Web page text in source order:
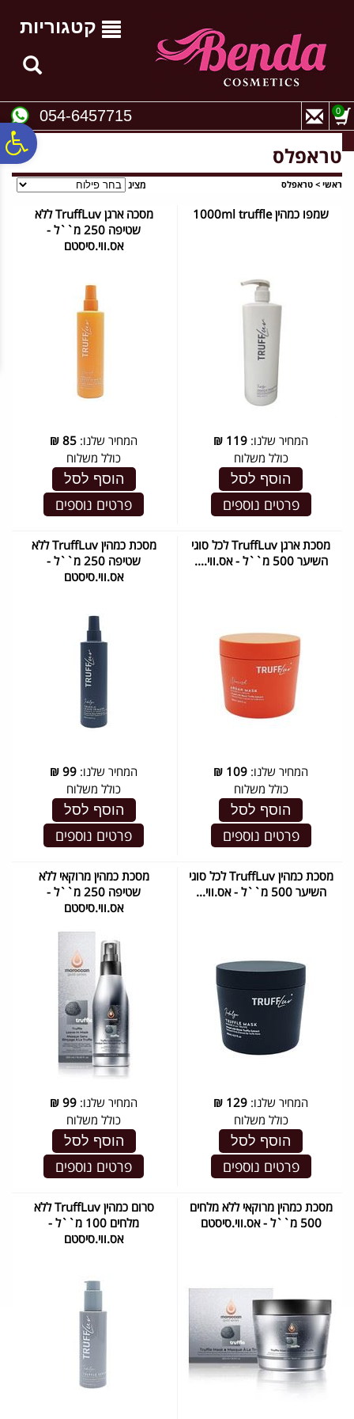
נגישות
קטגוריות
054-6457715 0
טראפלס
ראשי > טראפלס מציג
שמפו כמהין 1000ml truffle
המחיר שלנו: 119
₪
כולל משלוח
הוסף לסל
פרטים נוספים
מסכה ארגן TruffLuv ללא
שטיפה 250 מ``ל -
אס.ווי.סיסטם
המחיר שלנו: 85
₪
כולל משלוח
הוסף לסל
פרטים נוספים
מסכת ארגן TruffLuv לכל סוגי
השיער 500 מ``ל - אס.ווי....
המחיר שלנו: 109
₪
כולל משלוח
הוסף לסל
פרטים נוספים
מסכת כמהין TruffLuv ללא
שטיפה 250 מ``ל -
אס.ווי.סיסטם
המחיר שלנו: 99
₪
כולל משלוח
הוסף לסל
פרטים נוספים
מסכת כמהין TruffLuv לכל סוגי
השיער 500 מ``ל - אס.ווי...
המחיר שלנו: 129
₪
כולל משלוח
הוסף לסל
פרטים נוספים
מסכת כמהין מרוקאי ללא
שטיפה 250 מ``ל -
אס.ווי.סיסטם
המחיר שלנו: 99
₪
כולל משלוח
הוסף לסל
פרטים נוספים
מסכת כמהין מרוקאי ללא מלחים
500 מ``ל - אס.ווי.סיסטם
סרום כמהין TruffLuv ללא
מלחים 100 מ``ל -
אס.ווי.סיסטם